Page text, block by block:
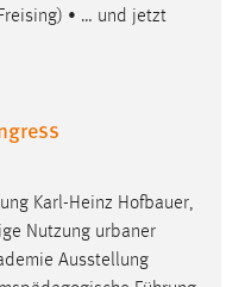
• … und jetzt
Karl-Heinz Hofbauer,
Nutzung urbaner
Ausstellung